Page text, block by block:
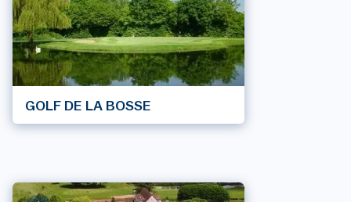
GOLF DE LA BOSSE